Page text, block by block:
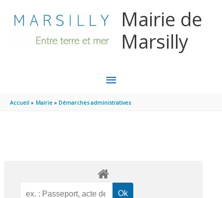
Mairie de
Marsilly
MENU
PRINCIPAL
Accueil Mairie Démarches administratives